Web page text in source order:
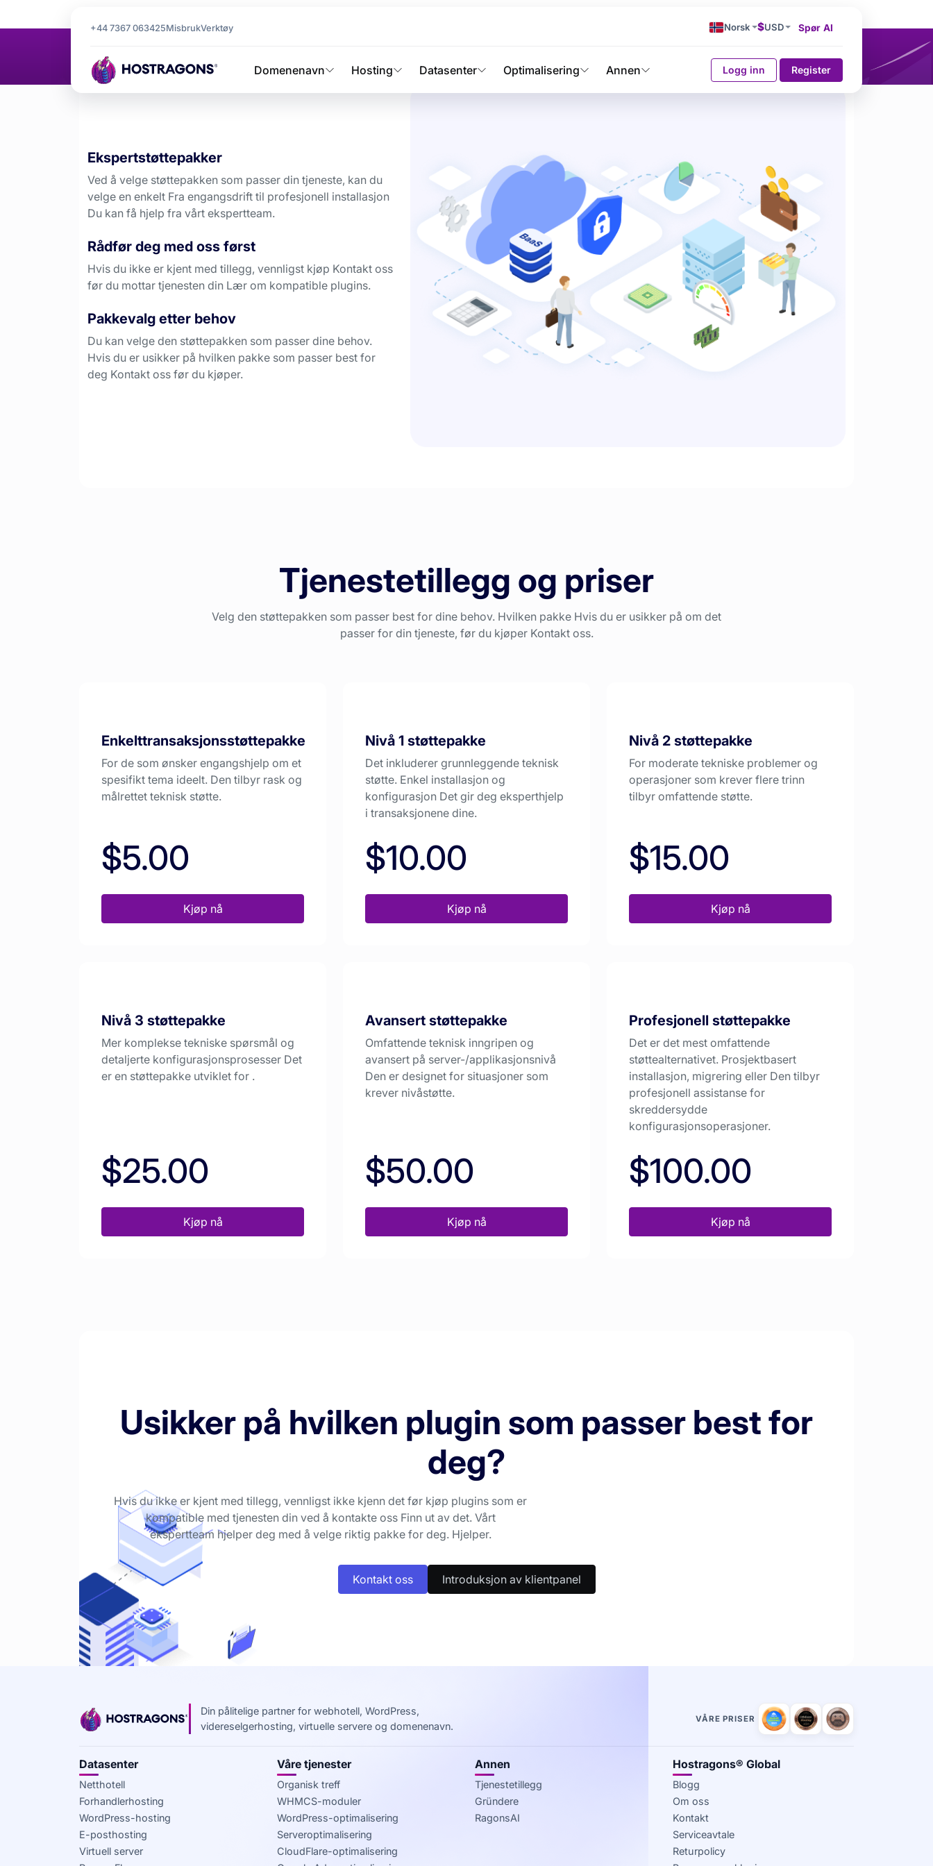
+44 7367 063425MisbrukVerktøy Norsk $USD Spør AI
Domenenavn Hosting Datasenter Optimalisering Annen Logg inn Register
Tjenestetillegg
Ekspertstøttepakker
Ved å velge støttepakken som passer din tjeneste, kan du
velge en enkelt Fra engangsdrift til profesjonell installasjon
Du kan få hjelp fra vårt ekspertteam.
Rådfør deg med oss først
Hvis du ikke er kjent med tillegg, vennligst kjøp Kontakt oss
før du mottar tjenesten din Lær om kompatible plugins.
Pakkevalg etter behov
Du kan velge den støttepakken som passer dine behov.
Hvis du er usikker på hvilken pakke som passer best for
deg Kontakt oss før du kjøper.
Tjenestetillegg og priser
Velg den støttepakken som passer best for dine behov. Hvilken pakke Hvis du er usikker på om det
passer for din tjeneste, før du kjøper Kontakt oss.
Enkelttransaksjonsstøttepakke
For de som ønsker engangshjelp om et
spesifikt tema ideelt. Den tilbyr rask og
målrettet teknisk støtte.
$5.00
Kjøp nå
Nivå 1 støttepakke
Det inkluderer grunnleggende teknisk
støtte. Enkel installasjon og
konfigurasjon Det gir deg eksperthjelp
i transaksjonene dine.
$10.00
Kjøp nå
Nivå 2 støttepakke
For moderate tekniske problemer og
operasjoner som krever flere trinn
tilbyr omfattende støtte.
$15.00
Kjøp nå
Nivå 3 støttepakke
Mer komplekse tekniske spørsmål og
detaljerte konfigurasjonsprosesser Det
er en støttepakke utviklet for .
$25.00
Kjøp nå
Avansert støttepakke
Omfattende teknisk inngripen og
avansert på server-/applikasjonsnivå
Den er designet for situasjoner som
krever nivåstøtte.
$50.00
Kjøp nå
Profesjonell støttepakke
Det er det mest omfattende
støttealternativet. Prosjektbasert
installasjon, migrering eller Den tilbyr
profesjonell assistanse for
skreddersydde
konfigurasjonsoperasjoner.
$100.00
Kjøp nå
Usikker på hvilken plugin som passer best for
deg?
Hvis du ikke er kjent med tillegg, vennligst ikke kjenn det før kjøp plugins som er
kompatible med tjenesten din ved å kontakte oss Finn ut av det. Vårt
ekspertteam hjelper deg med å velge riktig pakke for deg. Hjelper.
Kontakt oss Introduksjon av klientpanel
Din pålitelige partner for webhotell, WordPress,
videreselgerhosting, virtuelle servere og domenenavn.
VÅRE PRISER
Datasenter
Netthotell
Forhandlerhosting
WordPress-hosting
E-posthosting
Virtuell server
Våre tjenester
Organisk treff
WHMCS-moduler
WordPress-optimalisering
Serveroptimalisering
CloudFlare-optimalisering
Annen
Tjenestetillegg
Gründere
RagonsAI
Hostragons® Global
Blogg
Om oss
Kontakt
Serviceavtale
Returpolicy